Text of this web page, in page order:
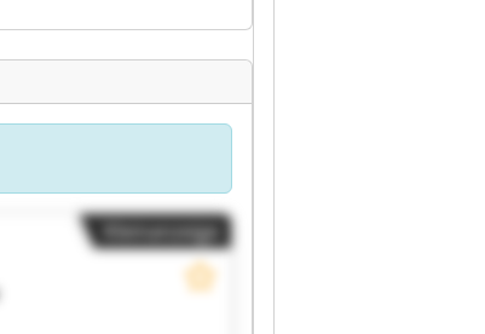
Kleinanzeige